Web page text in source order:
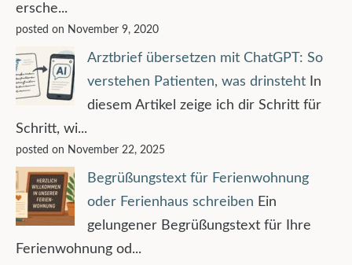
ersche...
posted on November 9, 2020
Arztbrief übersetzen mit ChatGPT: So
verstehen Patienten, was drinsteht
In
diesem Artikel zeige ich dir Schritt für
Schritt, wi...
posted on November 22, 2025
Begrüßungstext für Ferienwohnung
oder Ferienhaus schreiben Ein
gelungener Begrüßungstext für Ihre
Ferienwohnung od...